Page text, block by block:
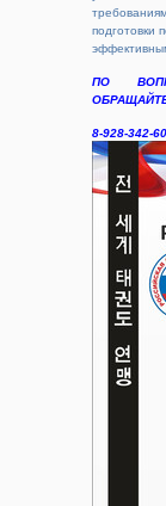
подготовки
ПО
8-928-